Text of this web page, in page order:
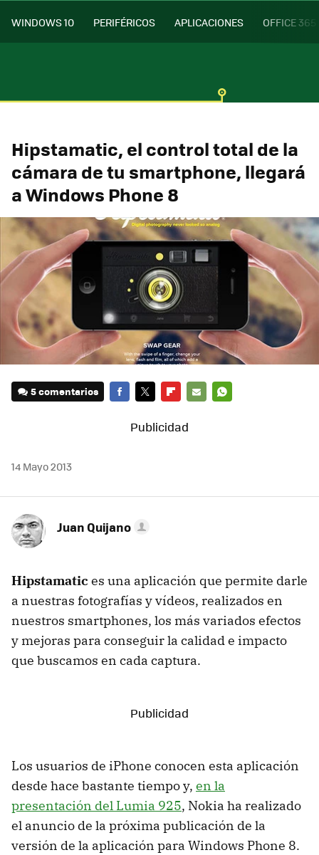
WINDOWS 10 PERIFÉRICOS APLICACIONES OFFICE 365
Hipstamatic, el control total de la
cámara de tu smartphone, llegará
a Windows Phone 8
5 comentarios
MAIL
14 Mayo 2013
Juan Quijano
Hipstamatic es una aplicación que permite darle
a nuestras fotografías y vídeos, realizados en
nuestros smartphones, los más variados efectos
y mejoras para conseguir la calidad e impacto
que buscamos en cada captura.
Los usuarios de iPhone conocen esta aplicación
desde hace bastante tiempo y, en la
presentación del Lumia 925, Nokia ha realizado
el anuncio de la próxima publicación de la
versión de la aplicación para Windows Phone 8.